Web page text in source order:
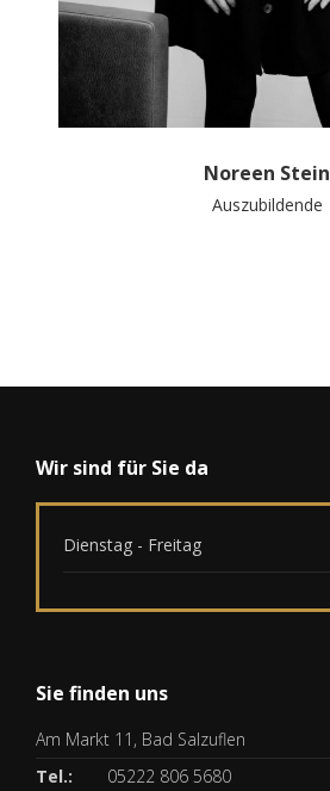
Noreen Stein
Auszubildende
Wir sind für Sie da
Dienstag - Freitag
Sie finden uns
Am Markt 11, Bad Salzuflen
Tel.:
05222 806 5680